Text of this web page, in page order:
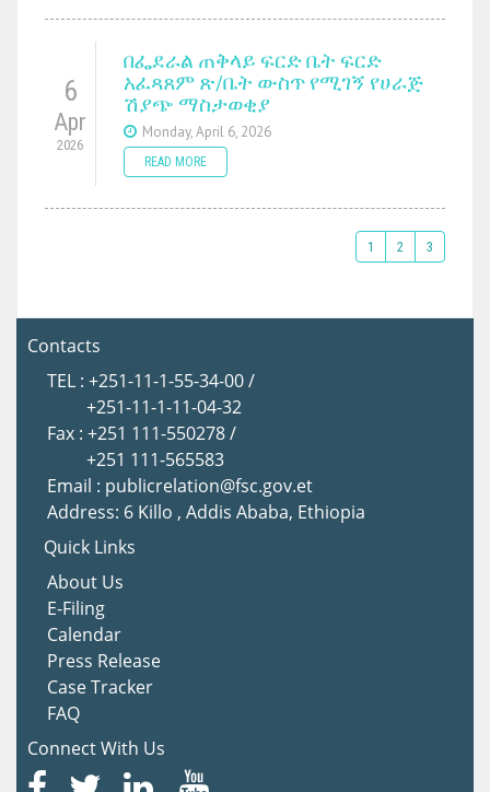
6
Apr
2026
በፌደራል ጠቅላይ ፍርድ ቤት ፍርድ
አፈጻጸም ጽ/ቤት ውስጥ የሚገኝ የሀራጅ
ሽያጭ ማስታወቂያ
Monday, April 6, 2026
READ MORE
1 2 3
Contacts
TEL : +251-11-1-55-34-00 /
+251-11-1-11-04-32
Fax : +251 111-550278 /
+251 111-565583
Email : publicrelation@fsc.gov.et
Address: 6 Killo , Addis Ababa, Ethiopia
Quick Links
About Us
E-Filing
Calendar
Press Release
Case Tracker
FAQ
Connect With Us